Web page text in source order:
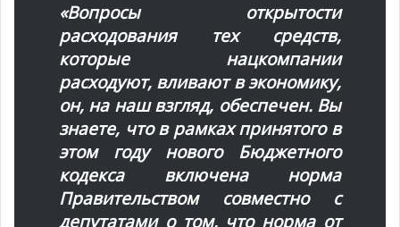
«Вопросы открытости
расходования тех средств,
которые нацкомпании
расходуют, вливают в экономику,
он, на наш взгляд, обеспечен. Вы
знаете, что в рамках принятого в
этом году нового Бюджетного
кодекса включена норма
Правительством совместно с
депутатами о том, что норма от